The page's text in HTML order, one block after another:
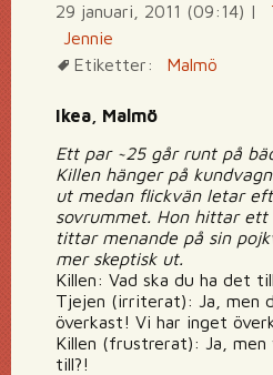
29 januari, 2011 (09:14) |
Jennie
Etiketter:
Malmö
Ikea, Malmö
Ett par ~25 går runt på
Killen hänger på
ut medan flickvän letar
sovrummet. Hon hittar ett
tittar menande på sin
mer skeptisk ut.
Killen: Vad ska du ha det
Tjejen (irriterat): Ja, men
överkast! Vi har inget
Killen (frustrerat): Ja, men
till?!